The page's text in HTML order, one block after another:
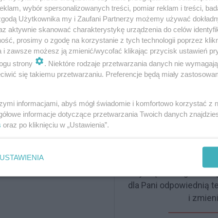
dzieci, przyjaciół. Nie
podróże. Tak bardzo
zaraz stracę…
WIZYTA U
Słyszę: To może być
neurologa.
JEST TAK
Ratunkowy. Oni
WIZYTA
Słyszę: To migrena.
dla Pani odpowiednią
i
wybór spersonalizowanych treści, pomiar reklam i treści,
Użytkownika my i Zaufani Partnerzy możemy używać
aktywnie skanować charakterystykę urządzenia do celów
prosimy o zgodę na korzystanie z tych technologii poprzez
i zawsze możesz ją zmienić/wycofać klikając przycisk ustawień
strony
. Niektóre rodzaje przetwarzania danych nie
się takiemu przetwarzaniu. Preferencje będą miały
informacjami, abyś mógł świadomie i komfortowo korzystać z
informacje dotyczące przetwarzania Twoich danych
oraz po kliknięciu w „Ustawienia”.
USTAWIENIA